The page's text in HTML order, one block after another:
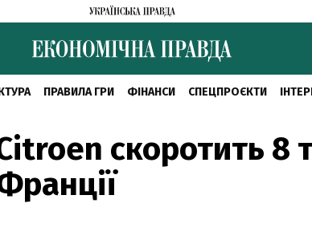
ПРАВИЛА ГРИ ФІНАНСИ СПЕЦПРОЄКТИ
скоротить 8